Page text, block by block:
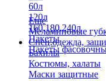
60л
120л
160,180,240л
Пакеты
Пакеты
Еще
Меламиновые
Спец.одежда,
Бахилы
Костюмы, халаты
Маски защитные